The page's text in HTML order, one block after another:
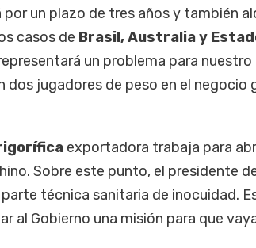
un plazo de tres años y también
casos de Brasil, Australia y
un problema para
dos jugadores de peso en el negocio
exportadora trabaja para
Sobre este punto, el presidente
técnica sanitaria de inocuidad.
al Gobierno una misión para que